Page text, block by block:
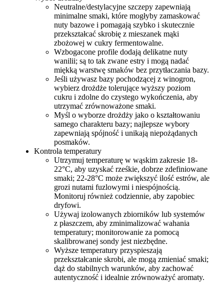
Neutralne/destylacyjne szczepy zapewniają
minimalne smaki, które mogłyby zamaskować
nuty bazowe i pomagają szybko i skutecznie
przekształcać skrobię z mieszanek mąki
zbożowej w cukry fermentowalne.
Wzbogacone profile dodają delikatne nuty
wanilii; są to tak zwane estry i mogą nadać
miękką warstwę smaków bez przytłaczania bazy.
Jeśli używasz bazy pochodzącej z winogron,
wybierz drożdże tolerujące wyższy poziom
cukru i zdolne do czystego wykończenia, aby
utrzymać zrównoważone smaki.
Myśl o wyborze drożdży jako o kształtowaniu
samego charakteru bazy; najlepsze wybory
zapewniają spójność i unikają niepożądanych
posmaków.
Kontrola temperatury
Utrzymuj temperaturę w wąskim zakresie 18-
22°C, aby uzyskać rześkie, dobrze zdefiniowane
smaki; 22-28°C może zwiększyć ilość estrów, ale
grozi nutami fuzlowymi i niespójnością.
Monitoruj również codziennie, aby zapobiec
dryfowi.
Używaj izolowanych zbiorników lub systemów
z płaszczem, aby zminimalizować wahania
temperatury; monitorowanie za pomocą
skalibrowanej sondy jest niezbędne.
Wyższe temperatury przyspieszają
przekształcanie skrobi, ale mogą zmieniać smaki;
dąż do stabilnych warunków, aby zachować
autentyczność i idealnie zrównoważyć aromaty.